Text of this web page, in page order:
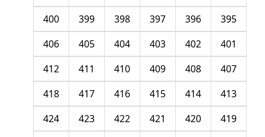
395
396
397
398
399
400
401
402
403
404
405
406
407
408
409
410
411
412
413
414
415
416
417
418
419
420
421
422
423
424